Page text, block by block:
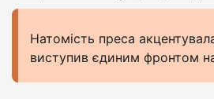
Натомість преса
виступив єдиним фронтом